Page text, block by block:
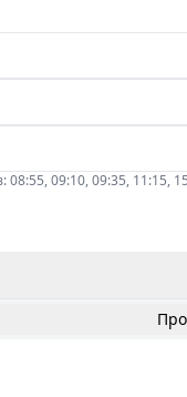
09:10, 09:35, 11:15,